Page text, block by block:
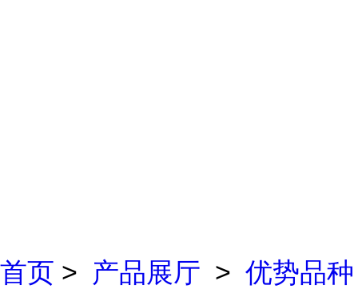
首页 > 产品展厅 > 优势品种